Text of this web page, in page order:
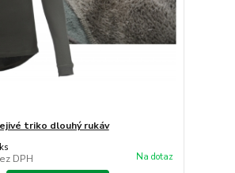
triko dlouhý rukáv
DPH Na dotaz